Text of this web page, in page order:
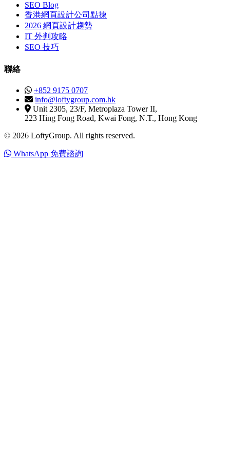
SEO Blog
香港網頁設計公司點揀
2026 網頁設計趨勢
IT 外判攻略
SEO 技巧
聯絡
+852 9175 0707
info@loftygroup.com.hk
Unit 2305, 23/F, Metroplaza Tower II,
223 Hing Fong Road, Kwai Fong, N.T., Hong Kong
© 2026 LoftyGroup. All rights reserved.
WhatsApp 免費諮詢